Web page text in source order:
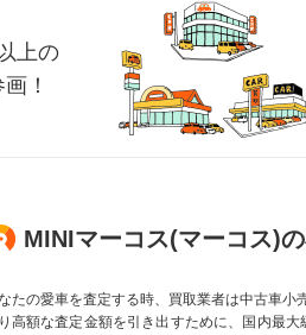
上の
！
MINIマーコス(マーコス)
たの愛車を査定する時、買取業者は中古車小
高額な査定金額を引き出すために、国内最